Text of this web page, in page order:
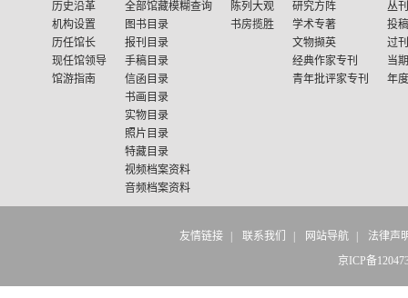
历史沿革
机构设置
历任馆长
现任馆领导
馆游指南
全部馆藏模糊查询
图书目录
报刊目录
手稿目录
信函目录
书画目录
实物目录
照片目录
特藏目录
视频档案资料
音频档案资料
陈列大观
书房揽胜
研究方阵
学术专著
文物撷英
经典作家专刊
青年批评家专刊
丛
投
过
当
年
友情链接 联系我们 网站导航
法律声
京ICP备